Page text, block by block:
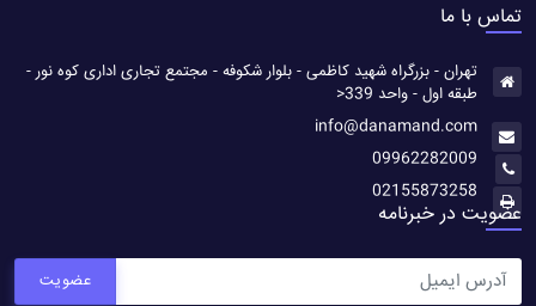
تماس با ما
تهران - بزرگراه شهید کاظمی - بلوار شکوفه - مجتمع تجاری اداری کوه نور -
طبقه اول - واحد 339<
info@danamand.com
09962282009
02155873258
عضویت در خبرنامه
عضویت